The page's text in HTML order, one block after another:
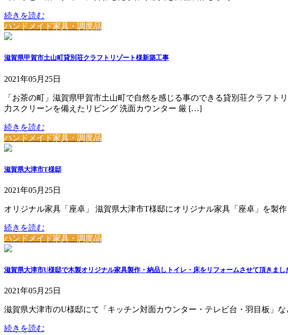
続きを読む
ハンドメイド家具・調度品
滋賀県甲賀市土山町貸別荘クラフトリゾート様新築工事
2021年05月25日
「お茶の町」滋賀県甲賀市土山町で自然を感じる事のできる貸別荘クラフ
力スクリーンを備えたリビング 洗面カウンター 厳 […]
続きを読む
ハンドメイド家具・調度品
滋賀県大津市T様邸
2021年05月25日
オリジナル家具「座卓」 滋賀県大津市T様邸にオリジナル家具「座卓」を製作
続きを読む
ハンドメイド家具・調度品
滋賀県大津市U様邸で木製オリジナル家具製作・納品しトイレ・床をリフォームさせて頂きまし
2021年05月25日
滋賀県大津市のU様邸にて「キッチン対面カウンター・テレビ台・羽目板」
続きを読む